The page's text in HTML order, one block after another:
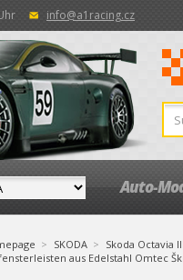
info@a1racing.cz
Auto-
SKODA Skoda Octavia III
aus Edelstahl Omtec